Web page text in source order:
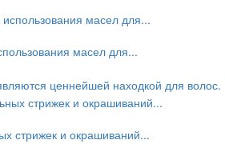
масел для...
ценнейшей находкой для волос.
стрижек и окрашиваний...